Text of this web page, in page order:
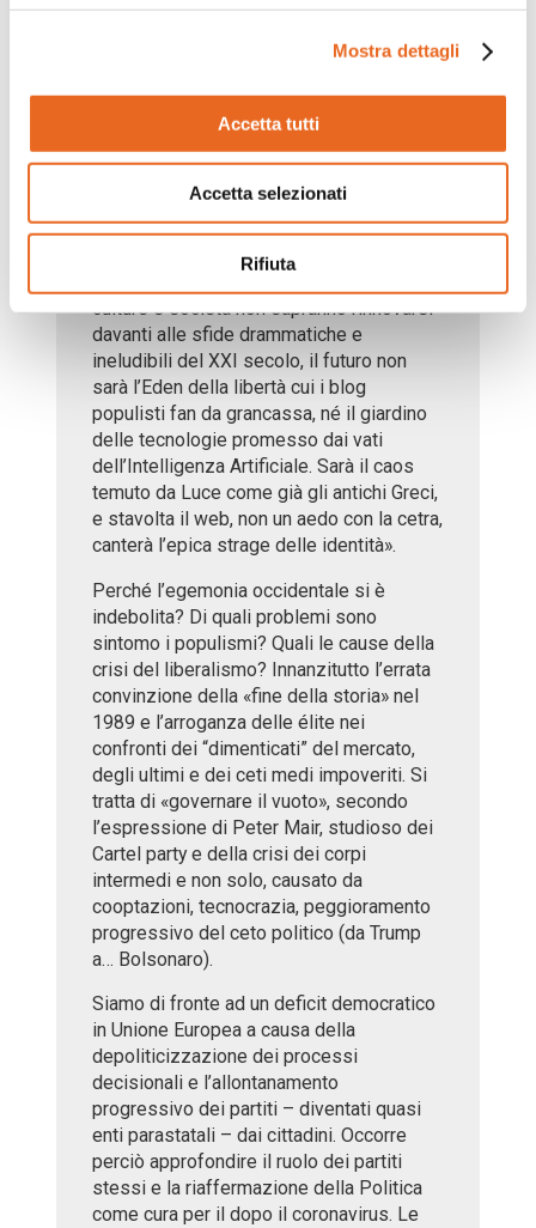
Mostra dettagli
Accetta tutti
Accetta selezionati
Rifiuta
autoritarie dell’Est. L’analisi del presente
sociale dopo la Grande Contrazione del
2008 e la pandemia da coronavirus?
Gianni Riotta, nella introduzione al libro di
E. Luce, Il tramonto del liberalismo
occidentale, Einaudi, Torino 2017, scrive: «
culture e società non sapranno rinnovarsi
davanti alle sfide drammatiche e
ineludibili del XXI secolo, il futuro non
sarà l’Eden della libertà cui i blog
populisti fan da grancassa, né il giardino
delle tecnologie promesso dai vati
dell’Intelligenza Artificiale. Sarà il caos
temuto da Luce come già gli antichi Greci,
e stavolta il web, non un aedo con la cetra,
canterà l’epica strage delle identità».
Perché l’egemonia occidentale si è
indebolita? Di quali problemi sono
sintomo i populismi? Quali le cause della
crisi del liberalismo? Innanzitutto l’errata
convinzione della «fine della storia» nel
1989 e l’arroganza delle élite nei
confronti dei “dimenticati” del mercato,
degli ultimi e dei ceti medi impoveriti. Si
tratta di «governare il vuoto», secondo
l’espressione di Peter Mair, studioso dei
Cartel party e della crisi dei corpi
intermedi e non solo, causato da
cooptazioni, tecnocrazia, peggioramento
progressivo del ceto politico (da Trump
a… Bolsonaro).
Siamo di fronte ad un deficit democratico
in Unione Europea a causa della
depoliticizzazione dei processi
decisionali e l’allontanamento
progressivo dei partiti – diventati quasi
enti parastatali – dai cittadini. Occorre
perciò approfondire il ruolo dei partiti
stessi e la riaffermazione della Politica
come cura per il dopo il coronavirus. Le